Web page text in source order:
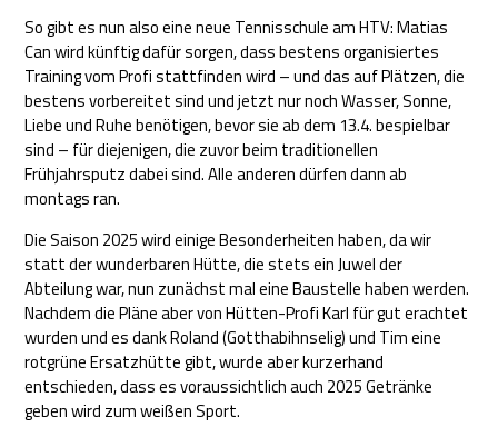
So gibt es nun also eine neue Tennisschule am HTV: Matias
Can wird künftig dafür sorgen, dass bestens organisiertes
Training vom Profi stattfinden wird – und das auf Plätzen, die
bestens vorbereitet sind und jetzt nur noch Wasser, Sonne,
Liebe und Ruhe benötigen, bevor sie ab dem 13.4. bespielbar
sind – für diejenigen, die zuvor beim traditionellen
Frühjahrsputz dabei sind. Alle anderen dürfen dann ab
montags ran.
Die Saison 2025 wird einige Besonderheiten haben, da wir
statt der wunderbaren Hütte, die stets ein Juwel der
Abteilung war, nun zunächst mal eine Baustelle haben werden.
Nachdem die Pläne aber von Hütten-Profi Karl für gut erachtet
wurden und es dank Roland (Gotthabihnselig) und Tim eine
rotgrüne Ersatzhütte gibt, wurde aber kurzerhand
entschieden, dass es voraussichtlich auch 2025 Getränke
geben wird zum weißen Sport.